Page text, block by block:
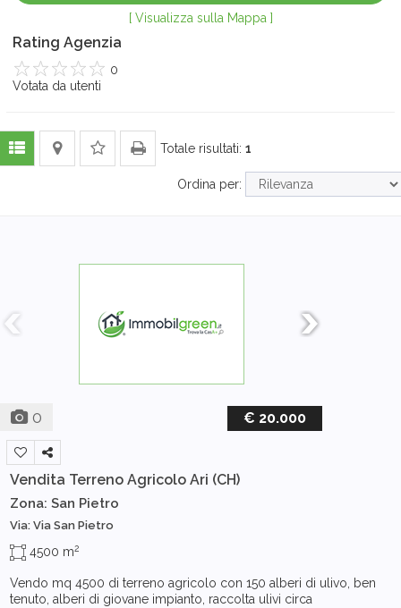
[ Visualizza sulla Mappa ]
Rating Agenzia
5
4
3
2
1
0
Votata da utenti
Totale risultati: 1
Ordina per:
0 € 20.000
Vendita Terreno Agricolo Ari (CH)
Zona: San Pietro
Via: Via San Pietro
4500 m2
Vendo mq 4500 di terreno agricolo con 150 alberi di ulivo, ben
tenuto, alberi di giovane impianto, raccolta ulivi circa